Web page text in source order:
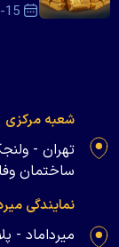
15
شعبه مرکزی
ساختمان وفا
نمایندگی
میرداماد - پلاک ۱۳۹ -